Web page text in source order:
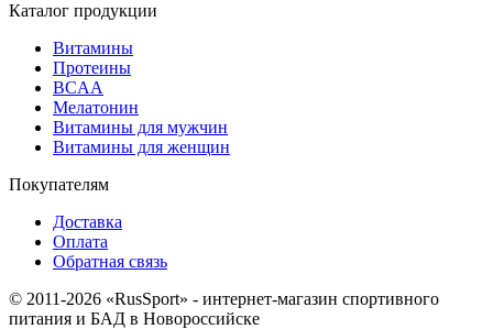
Каталог продукции
Витамины
Протеины
BCAA
Мелатонин
Витамины для мужчин
Витамины для женщин
Покупателям
Доставка
Оплата
Обратная связь
© 2011-2026 «RusSport» - интернет-магазин спортивного
питания и БАД в Новороссийске